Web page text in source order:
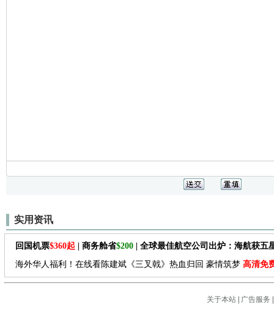
实用资讯
回国机票$360起 | 商务舱省$200 | 全球最佳航空公司出炉：海航获五
海外华人福利！在线看陈建斌《三叉戟》热血归回 豪情筑梦 高清免
关于本站| 广告服务